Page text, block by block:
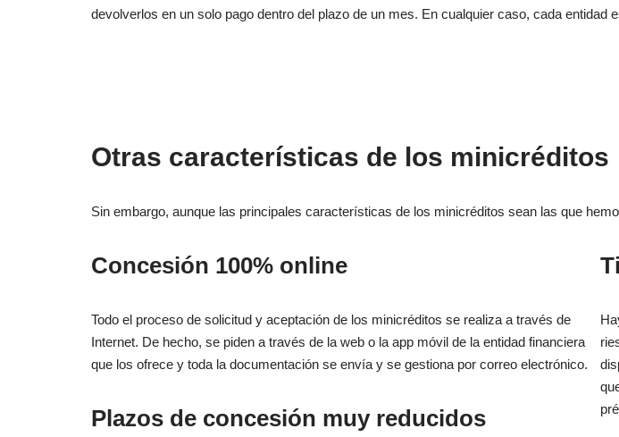
devolverlos en un solo pago dentro del plazo de un mes. En cualquier caso, cada entidad
Otras características de los minicréditos
Sin embargo, aunque las principales características de los minicréditos sean las que
Concesión 100% online
Todo el proceso de solicitud y aceptación de los minicréditos se realiza a través de
Internet. De hecho, se piden a través de la web o la app móvil de la entidad financiera
que los ofrece y toda la documentación se envía y se gestiona por correo electrónico.
Plazos de concesión muy reducidos